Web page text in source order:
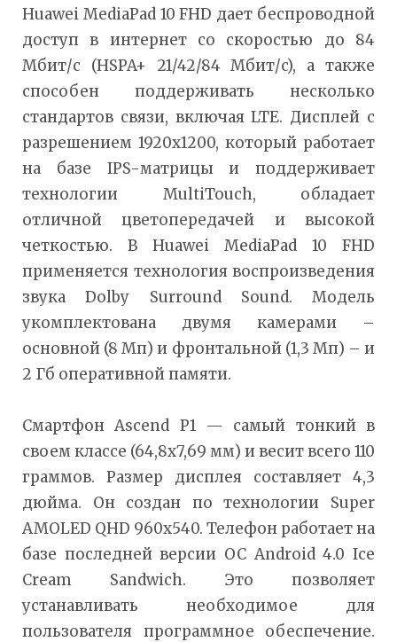
Huawei MediaPad 10 FHD дает беспроводной
доступ в интернет со скоростью до 84
Мбит/c (HSPA+ 21/42/84 Мбит/c), а также
способен поддерживать несколько
стандартов связи, включая LTE. Дисплей с
разрешением 1920х1200, который работает
на базе IPS-матрицы и поддерживает
технологии MultiTouch, обладает
отличной цветопередачей и высокой
четкостью. В Huawei MediaPad 10 FHD
применяется технология воспроизведения
звука Dolby Surround Sound. Модель
укомплектована двумя камерами –
основной (8 Мп) и фронтальной (1,3 Мп) – и
2 Гб оперативной памяти.
Смартфон Ascend P1 — самый тонкий в
своем классе (64,8х7,69 мм) и весит всего 110
граммов. Размер дисплея составляет 4,3
дюйма. Он создан по технологии Super
AMOLED QHD 960x540. Телефон работает на
базе последней версии ОС Android 4.0 Ice
Cream Sandwich. Это позволяет
устанавливать необходимое для
пользователя программное обеспечение.